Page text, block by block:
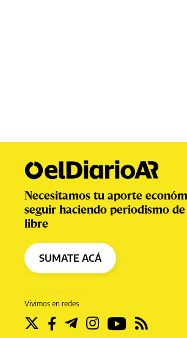
Vivimos en redes
Necesitamos tu aporte
seguir haciendo periodismo de
libre
SUMATE ACÁ